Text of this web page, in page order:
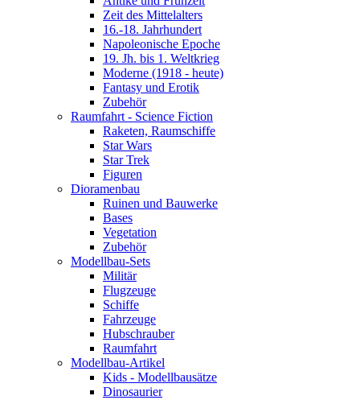
Zeit des Mittelalters
16.-18. Jahrhundert
Napoleonische Epoche
19. Jh. bis 1. Weltkrieg
Moderne (1918 - heute)
Fantasy und Erotik
Zubehör
Raumfahrt - Science Fiction
Raketen, Raumschiffe
Star Wars
Star Trek
Figuren
Dioramenbau
Ruinen und Bauwerke
Bases
Vegetation
Zubehör
Modellbau-Sets
Militär
Flugzeuge
Schiffe
Fahrzeuge
Hubschrauber
Raumfahrt
Modellbau-Artikel
Kids - Modellbausätze
Dinosaurier